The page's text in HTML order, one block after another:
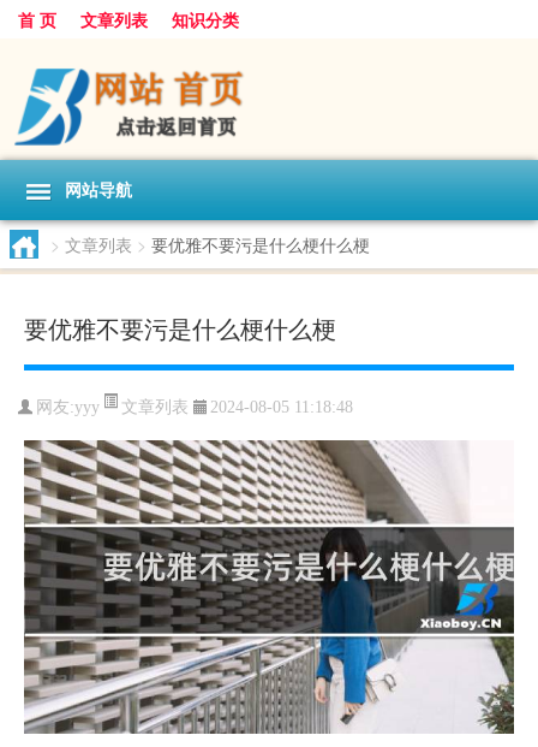
首 页 文章列表 知识分类
网站导航
> 文章列表 > 要优雅不要污是什么梗什么梗
要优雅不要污是什么梗什么梗
网友:yyy 文章列表 2024-08-05 11:18:48